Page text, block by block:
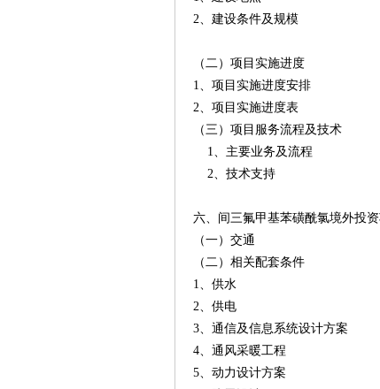
2、建设条件及规模
（二）项目实施进度
1、项目实施进度安排
2、项目实施进度表
（三）项目服务流程及技术
1、主要业务及流程
2、技术支持
六、间三氟甲基苯磺酰氯境外投
（一）交通
（二）相关配套条件
1、供水
2、供电
3、通信及信息系统设计方案
4、通风采暖工程
5、动力设计方案